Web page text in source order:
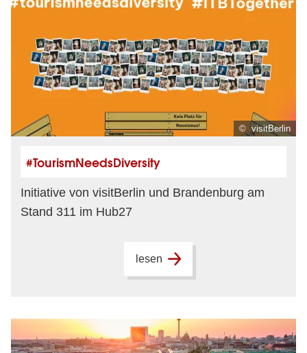
© visitBerlin
#TourismNeedsDiversity
Initiative von visitBerlin und Brandenburg am
Stand 311 im Hub27
lesen